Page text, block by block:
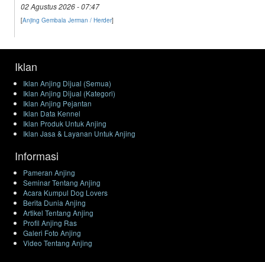
02 Agustus 2026 - 07:47
[Anjing Gembala Jerman / Herder]
Iklan
Iklan Anjing Dijual (Semua)
Iklan Anjing Dijual (Kategori)
Iklan Anjing Pejantan
Iklan Data Kennel
Iklan Produk Untuk Anjing
Iklan Jasa & Layanan Untuk Anjing
Informasi
Pameran Anjing
Seminar Tentang Anjing
Acara Kumpul Dog Lovers
Berita Dunia Anjing
Artikel Tentang Anjing
Profil Anjing Ras
Galeri Foto Anjing
Video Tentang Anjing